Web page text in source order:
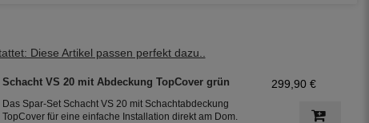
Diese Artikel passen perfekt dazu..
Schacht VS 20 mit Abdeckung TopCover grün
Das Spar-Set Schacht VS 20 mit Schachtabdeckung
TopCover für eine einfache Installation direkt am Dom.
299,90 €